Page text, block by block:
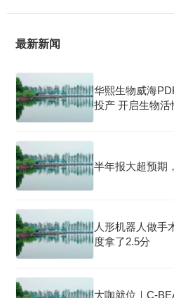
最新新闻
华熙生物威海
投产 开启生物活
半年报大超预期
人形机器人做手
度拿了2.5分
大咖就位｜C-